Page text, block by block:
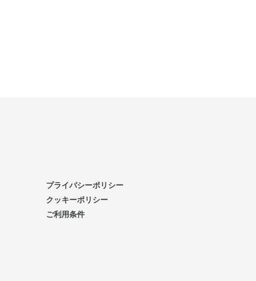
プライバシーポリシー
クッキーポリシー
ご利用条件